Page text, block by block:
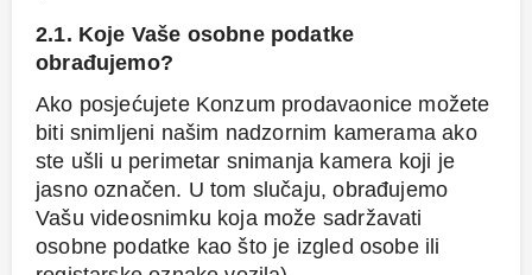
2.1. Koje Vaše osobne podatke
obrađujemo?
Ako posjećujete Konzum prodavaonice možete
biti snimljeni našim nadzornim kamerama ako
ste ušli u perimetar snimanja kamera koji je
jasno označen. U tom slučaju, obrađujemo
Vašu videosnimku koja može sadržavati
osobne podatke kao što je izgled osobe ili